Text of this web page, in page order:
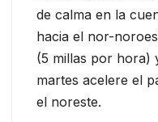
de calma en la
hacia el nor-
(5 millas por hora)
martes acelere el
el noreste.